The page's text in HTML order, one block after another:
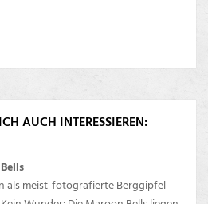
AUCH INTERESSIEREN:
als meist-fotografierte Berggipfel